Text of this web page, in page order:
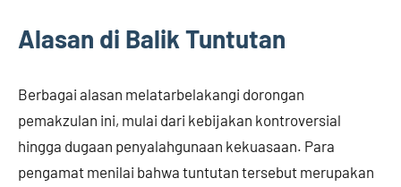
Alasan di Balik Tuntutan
Berbagai alasan melatarbelakangi dorongan
pemakzulan ini, mulai dari kebijakan kontroversial
hingga dugaan penyalahgunaan kekuasaan. Para
pengamat menilai bahwa tuntutan tersebut merupakan